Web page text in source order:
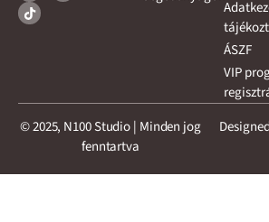
ÁSZF
VIP
© 2025, N100 Studio | Minden jog
fenntartva